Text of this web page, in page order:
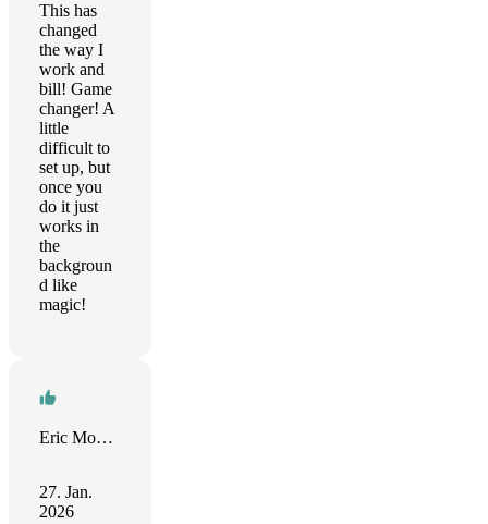
This has
changed
the way I
work and
bill! Game
changer! A
little
difficult to
set up, but
once you
do it just
works in
the
backgroun
d like
magic!
Eric Mockensturm
27. Jan.
2026